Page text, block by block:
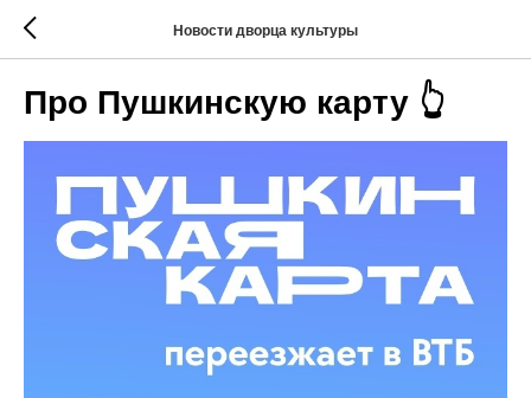
Новости дворца культуры
Про Пушкинскую карту 👆